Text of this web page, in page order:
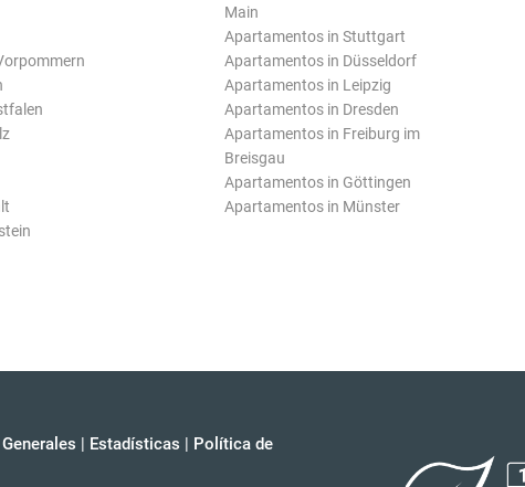
Main
Apartamentos in Stuttgart
Apartamentos in Düsseldorf
Apartamentos in Leipzig
Apartamentos in Dresden
Apartamentos in Freiburg im
Breisgau
Apartamentos in Göttingen
Apartamentos in Münster
| Estadísticas | Política de